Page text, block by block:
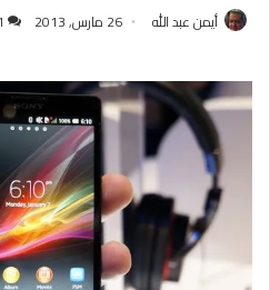
أيمن عبد الله 26 مارس, 2013